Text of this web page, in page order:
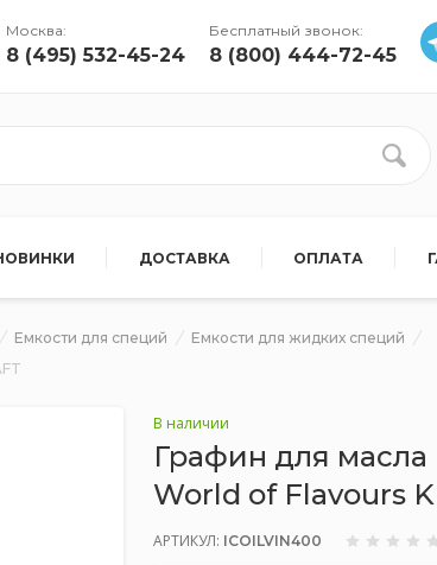
Москва:
8 (495) 532-45-24
Бесплатный звонок:
8 (800) 444-72-45
ДОСТАВКА ОПЛАТА
Емкости для специй
Емкости для жидких специй
В наличии
Графин для масла
World of Flavours
АРТИКУЛ: ICOILVIN400